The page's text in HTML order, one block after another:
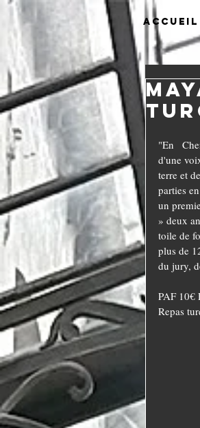
Accueil
"En
d'une
terre et
parties
un
» deux
toile de
plus de
du jury,
PAF 10€
Repas